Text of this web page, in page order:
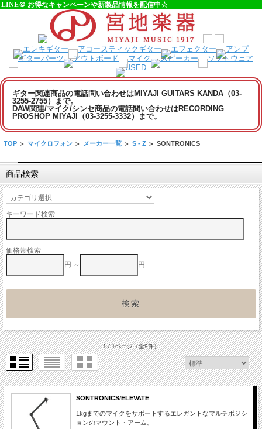
LINE＠ お得なキャンペーンや新製品情報を配信中☆
ギター関連商品の電話問い合わせはMIYAJI GUITARS KANDA（03-
3255-2755）まで。
DAW関連/マイク/シンセ商品の電話問い合わせはRECORDING
PROSHOP MIYAJI（03-3255-3332）まで。
TOP > マイクロフォン > メーカー一覧 > S - Z > SONTRONICS
商品検索
キーワード検索
価格帯検索
円 ～
円
1 / 1ページ（全9件）
SONTRONICS/ELEVATE
1kgまでのマイクをサポートするエレガントなマルチポジシ
ョンのマウント・アーム。